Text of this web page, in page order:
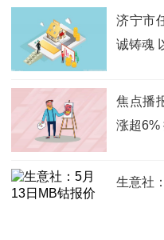
济宁市
诚铸魂
焦点播
涨超6%
生意社